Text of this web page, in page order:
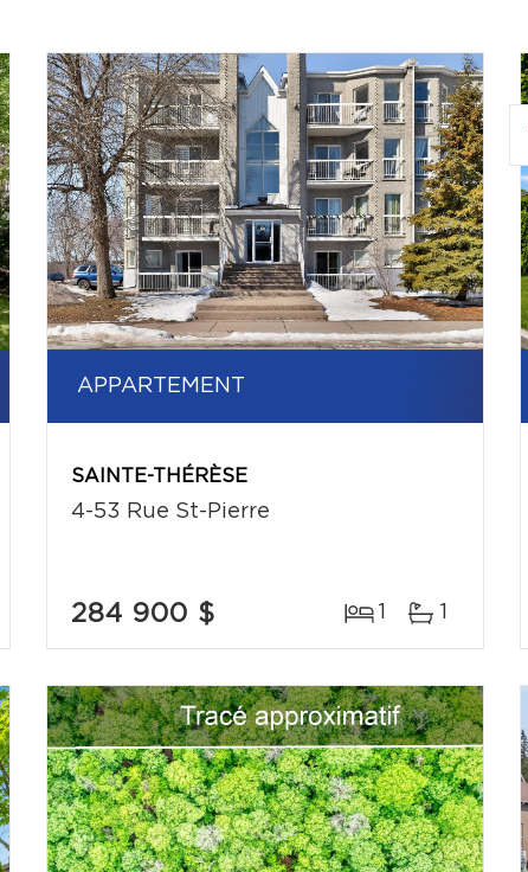
APPARTEMENT
SAINTE-THÉRÈSE
4-53 Rue St-Pierre
284 900 $ 1 1